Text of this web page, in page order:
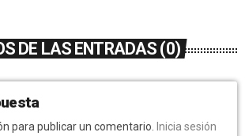
DE LAS ENTRADAS (0)
para publicar un comentario.
Inicia sesión